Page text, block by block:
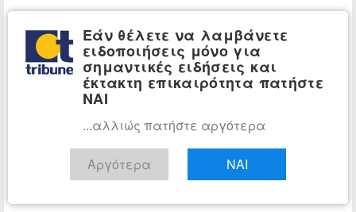
Εάν θέλετε να λαμβάνετε
ειδοποιήσεις μόνο για
σημαντικές ειδήσεις και
έκτακτη επικαιρότητα πατήστε
ΝΑΙ
...αλλιώς πατήστε αργότερα
Αργότερα ΝΑΙ